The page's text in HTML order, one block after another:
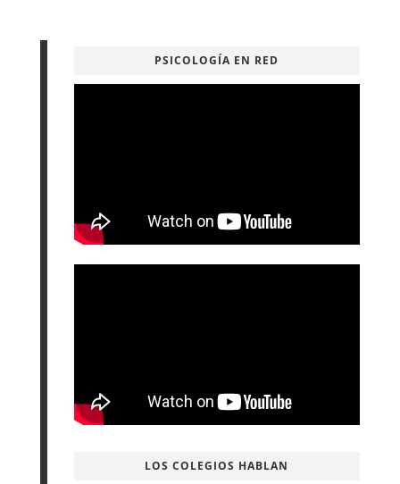
PSICOLOGÍA EN RED
LOS COLEGIOS HABLAN